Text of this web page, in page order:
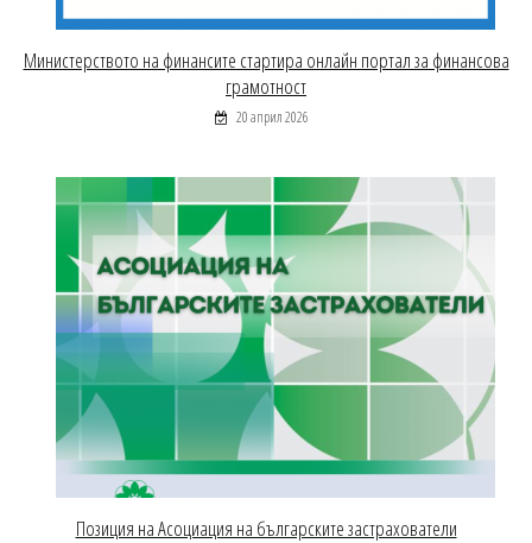
Министерството на финансите стартира онлайн портал за финансова
грамотност
20 април 2026
Позиция на Асоциация на българските застрахователи